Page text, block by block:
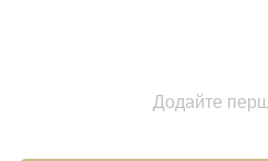
Додайте